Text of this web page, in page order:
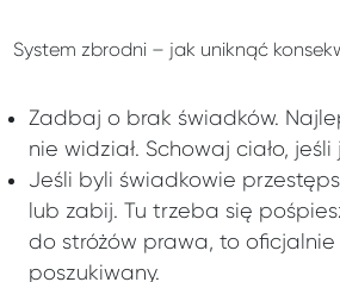
System zbrodni – jak uniknąć
Zadbaj o brak świadków.
nie widział. Schowaj ciało, jeśli
Jeśli byli świadkowie
lub zabij. Tu trzeba się
do stróżów prawa, to
poszukiwany.